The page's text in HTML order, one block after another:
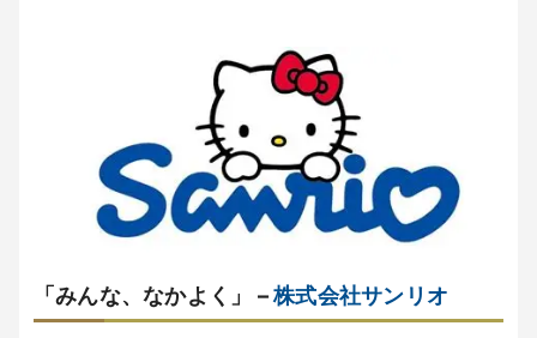
「みんな、なかよく」 –株式会社サンリオ